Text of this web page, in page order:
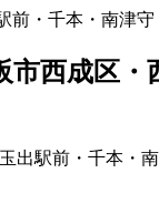
前・千本・南津
西成区・